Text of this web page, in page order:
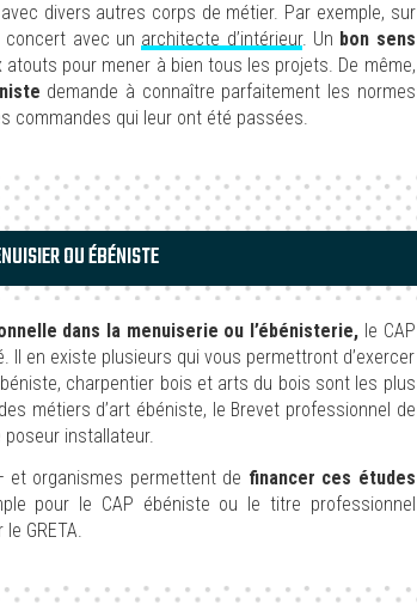
divers autres corps de métier. Par exemple, sur
concert avec un architecte d’intérieur. Un bon sens
atouts pour mener à bien tous les projets. De même,
demande à connaître parfaitement les normes
commandes qui leur ont été passées.
OU ÉBÉNISTE
dans la menuiserie ou l’ébénisterie, le CAP
en existe plusieurs qui vous permettront d’exercer
charpentier bois et arts du bois sont les plus
métiers d’art ébéniste, le Brevet professionnel de
installateur.
et organismes permettent de financer ces études
pour le CAP ébéniste ou le titre professionnel
GRETA.